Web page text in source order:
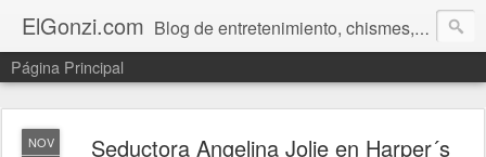
ElGonzi.com Blog de entretenimiento, chismes, humor, farándula, curiosidades, ovnis, noticias calientes, fotos, videos, paranormal y ¡más!
Página Principal
NOV
Seductora Angelina Jolie en Harper´s